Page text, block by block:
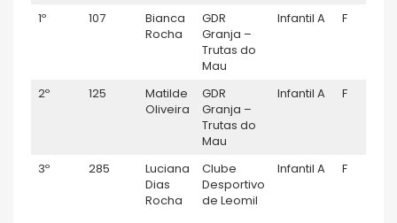
1º
107
Bianca
Rocha
GDR
Granja –
Trutas do
Mau
Infantil A F
2º 125
Matilde
Oliveira
GDR
Granja –
Trutas do
Mau
Infantil A F
3º 285
Luciana
Dias
Rocha
Clube
Desportivo
de Leomil
Infantil A F